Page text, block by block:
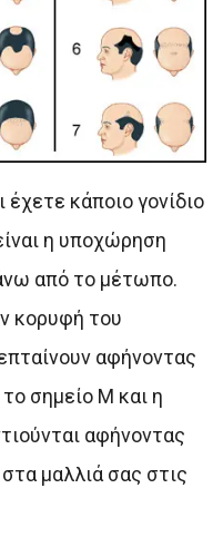
έχετε κάποιο γονίδιο
η υποχώρηση
από το μέτωπο.
κορυφή του
αφήνοντας
σημείο Μ και η
αφήνοντας
μαλλιά σας στις